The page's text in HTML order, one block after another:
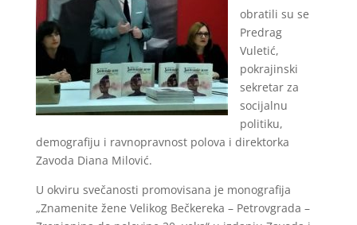
obratili su se
Predrag
Vuletić,
pokrajinski
sekretar za
socijalnu
politiku,
demografiju i ravnopravnost polova i direktorka
Zavoda Diana Milović.
U okviru svečanosti promovisana je monografija
„Znamenite žene Velikog Bečkereka – Petrovgrada –